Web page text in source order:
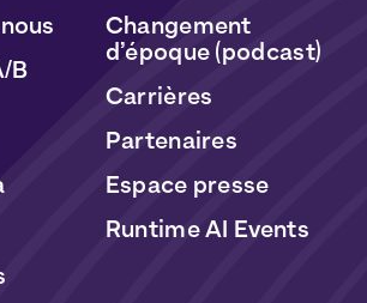
B
Changement
d’époque (podcast)
Carrières
Partenaires
Espace presse
Runtime AI Events